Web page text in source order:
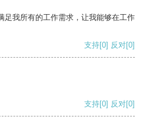
足我所有的工作需求，让我能够在工作
支持[0] 反对[0]
支持[0] 反对[0]